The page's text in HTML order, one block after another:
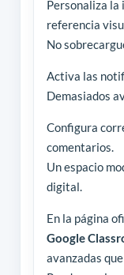
Personaliza la
referencia
No
Activa las
Demasiados
Configura
comentarios.
Un espacio
digital.
En la página
Google
avanzadas